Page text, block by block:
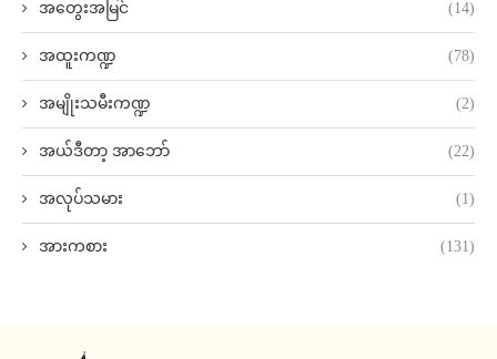
အတွေးအမြင် (14)
အထူးကဏ္ဍ (78)
အမျိုးသမီးကဏ္ဍ (2)
အယ်ဒီတာ့ အာဘော် (22)
အလုပ်သမား (1)
အားကစား (131)